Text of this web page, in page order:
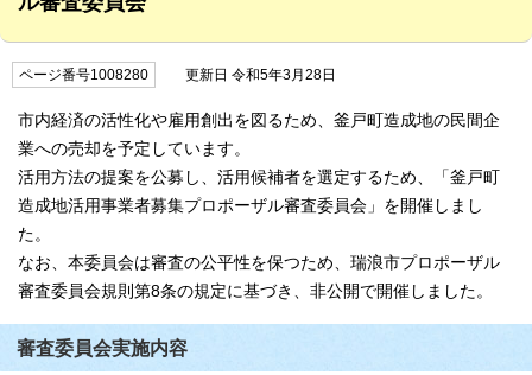
ページ番号1008280 更新日 令和5年3月28日
市内経済の活性化や雇用創出を図るため、釜戸町造成地の民間企
業への売却を予定しています。
活用方法の提案を公募し、活用候補者を選定するため、「釜戸町
造成地活用事業者募集プロポーザル審査委員会」を開催しまし
た。
なお、本委員会は審査の公平性を保つため、瑞浪市プロポーザル
審査委員会規則第8条の規定に基づき、非公開で開催しました。
審査委員会実施内容